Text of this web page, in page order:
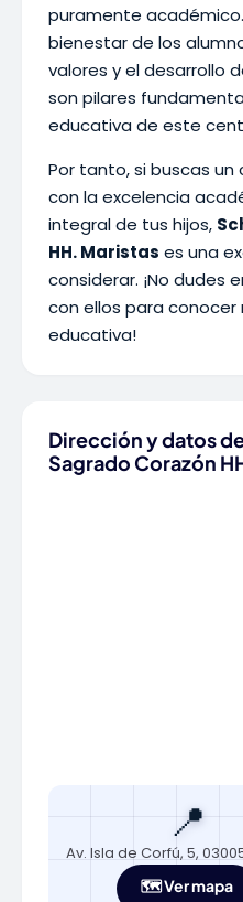
puramente
bienestar de los
valores y el desarrollo
son pilares
educativa de este
Por tanto, si buscas
con la excelencia
integral de tus hijos,
HH. Maristas es una
considerar. ¡No dudes
con ellos para
educativa!
Dirección y datos
Sagrado Corazón
📍
Av. Isla de Corfú, 5,
🗺️ Ver mapa